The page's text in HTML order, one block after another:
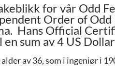
for vår Odd
Order of Odd
Hans Official
sum av 4 US Dollar
av 36, som i ingeniør i